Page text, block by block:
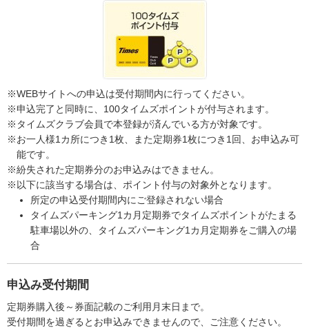
※WEBサイトへの申込は受付期間内に行ってください。
※申込完了と同時に、100タイムズポイントが付与されます。
※タイムズクラブ会員で本登録が済んでいる方が対象です。
※お一人様1カ所につき1枚、また定期券1枚につき1回、お申込み可
能です。
※紛失された定期券分のお申込みはできません。
※以下に該当する場合は、ポイント付与の対象外となります。
所定の申込受付期間内にご登録されない場合
タイムズパーキング1カ月定期券でタイムズポイントがたまる
駐車場以外の、タイムズパーキング1カ月定期券をご購入の場
合
申込み受付期間
定期券購入後～券面記載のご利用月末日まで。
受付期間を過ぎるとお申込みできませんので、ご注意ください。